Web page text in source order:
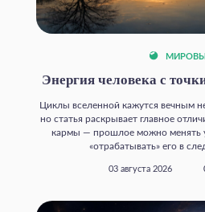
Энергия человека с
Циклы вселенной кажутся вечным
но статья раскрывает главное
кармы — прошлое можно менять
«отрабатывать» его в
03 августа 2026